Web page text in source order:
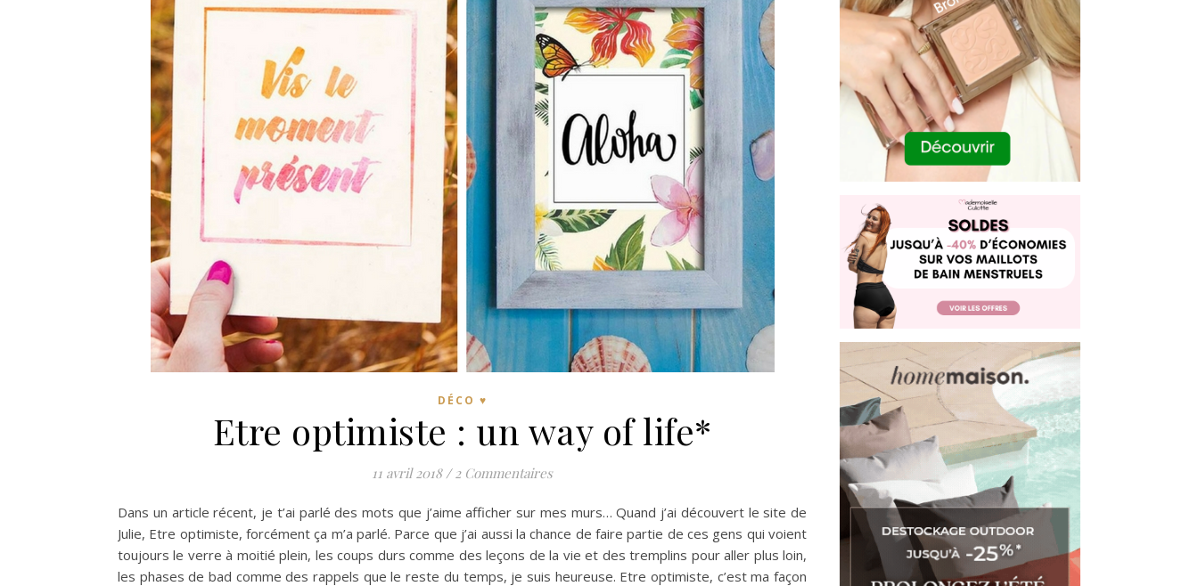
DÉCO ♥
Etre optimiste : un way of life*
11 avril 2018 / 2 Commentaires
Dans un article récent, je t’ai parlé des mots que j’aime afficher sur mes murs… Quand j’ai découvert le site de
Julie, Etre optimiste, forcément ça m’a parlé. Parce que j’ai aussi la chance de faire partie de ces gens qui voient
toujours le verre à moitié plein, les coups durs comme des leçons de la vie et des tremplins pour aller plus loin,
les phases de bad comme des rappels que le reste du temps, je suis heureuse. Etre optimiste, c’est ma façon